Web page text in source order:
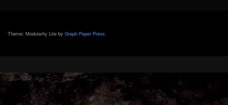
Theme: Modularity Lite by Graph Paper Press.